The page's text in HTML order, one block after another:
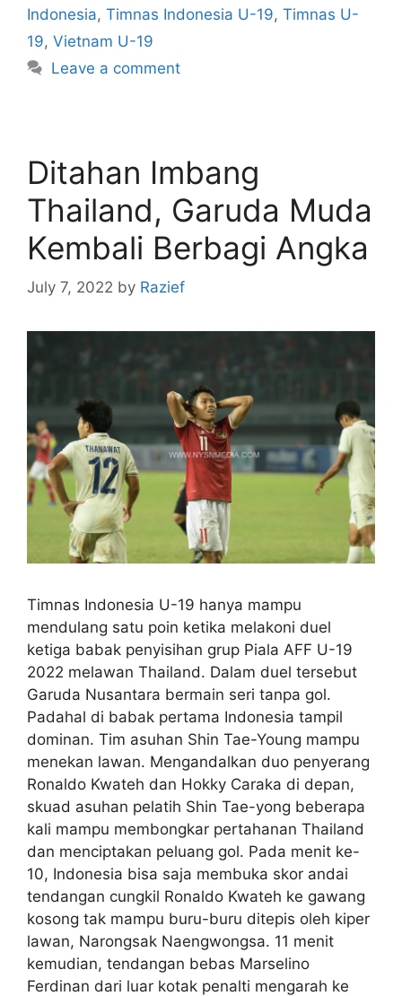
Indonesia, Timnas Indonesia U-19, Timnas U-
19, Vietnam U-19
Leave a comment
Ditahan Imbang
Thailand, Garuda Muda
Kembali Berbagi Angka
July 7, 2022 by Razief
Timnas Indonesia U-19 hanya mampu
mendulang satu poin ketika melakoni duel
ketiga babak penyisihan grup Piala AFF U-19
2022 melawan Thailand. Dalam duel tersebut
Garuda Nusantara bermain seri tanpa gol.
Padahal di babak pertama Indonesia tampil
dominan. Tim asuhan Shin Tae-Young mampu
menekan lawan. Mengandalkan duo penyerang
Ronaldo Kwateh dan Hokky Caraka di depan,
skuad asuhan pelatih Shin Tae-yong beberapa
kali mampu membongkar pertahanan Thailand
dan menciptakan peluang gol. Pada menit ke-
10, Indonesia bisa saja membuka skor andai
tendangan cungkil Ronaldo Kwateh ke gawang
kosong tak mampu buru-buru ditepis oleh kiper
lawan, Narongsak Naengwongsa. 11 menit
kemudian, tendangan bebas Marselino
Ferdinan dari luar kotak penalti mengarah ke